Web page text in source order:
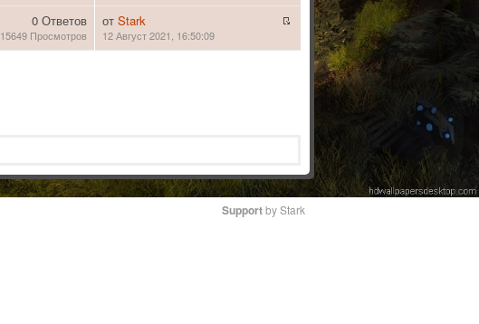
0 Ответов
15649 Просмотров
от Stark
12 Август 2021, 16:50:09
Supportby Stark